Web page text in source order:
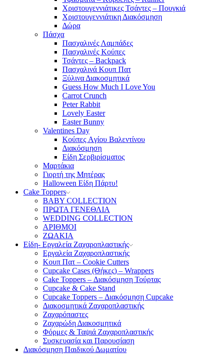
Χριστουγεννιάτικες Τσάντες – Πουγκιά
Χριστουγεννιάτικη Διακόσμηση
Δώρα
Πάσχα
Πασχαλινές Λαμπάδες
Πασχαλινές Κούπες
Τσάντες – Backpack
Πασχαλινά Κουπ Πατ
Ξύλινα Διακοσμητικά
Guess How Much I Love You
Carrot Crunch
Peter Rabbit
Lovely Easter
Easter Bunny
Valentines Day
Κούπες Aγίου Βαλεντίνου
Διακόσμηση
Είδη Σερβιρίσματος
Μαρτάκια
Γιορτή της Μητέρας
Halloween Είδη Πάρτυ!
Cake Toppers
BABY COLLECTION
ΠΡΩΤΑ ΓΕΝΕΘΛΙΑ
WEDDING COLLECTION
ΑΡΙΘΜΟΙ
ΖΩΑΚΙΑ
Είδη- Εργαλεία Ζαχαροπλαστικής
Εργαλεία Ζαχαροπλαστικής
Κουπ Πατ – Cookie Cutters
Cupcake Cases (Θήκες) – Wrappers
Cake Toppers – Διακόσμηση Τούρτας
Cupcake & Cake Stand
Cupcake Toppers – Διακόσμηση Cupcake
Διακοσμητικά Ζαχαροπλαστικής
Ζαχαρόπαστες
Ζαχαρώδη Διακοσμητικά
Φόρμες & Ταψιά Ζαχαροπλαστικής
Συσκευασία και Παρουσίαση
Διακόσμηση Παιδικού Δωματίου